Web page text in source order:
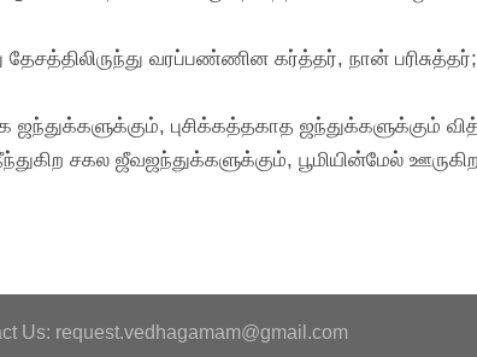
தேசத்திலிருந்து வரப்பண்ணின கர்த்தர், நான்
ஜந்துக்களுக்கும், புசிக்கத்தகாத ஜந்துக்களுக்கும்
சகல ஜீவஜந்துக்களுக்கும், பூமியின்மேல்
Us: request.vedhagamam@gmail.com